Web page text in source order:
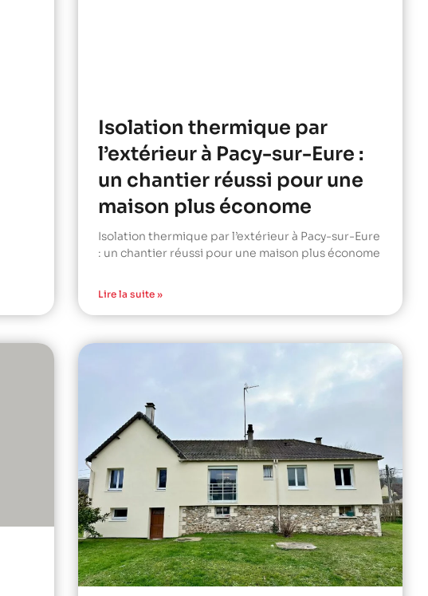
Isolation thermique par
l’extérieur à Pacy-sur-Eure :
un chantier réussi pour une
maison plus économe
Isolation thermique par l’extérieur à Pacy-sur-Eure
: un chantier réussi pour une maison plus économe
Lire la suite »